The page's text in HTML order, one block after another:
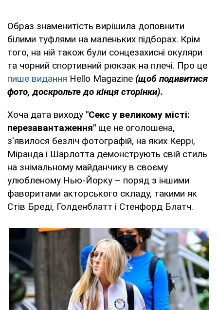
Образ знаменитість вирішила доповнити
білими туфлями на маленьких підборах. Крім
того, на ній також були сонцезахисні окуляри
та чорний спортивний рюкзак на плечі. Про це
пише видання Hello Magazine (щоб подивитися
фото, доскрольте до кінця сторінки).
Хоча дата виходу "Секс у великому місті:
перезавантаження" ще не оголошена,
з'явилося безліч фотографій, на яких Керрі,
Міранда і Шарлотта демонструють свій стиль
на знімальному майданчику в своєму
улюбленому Нью-Йорку – поряд з іншими
фаворитами акторського складу, такими як
Стів Бреді, Голденблатт і Стенфорд Блатч.